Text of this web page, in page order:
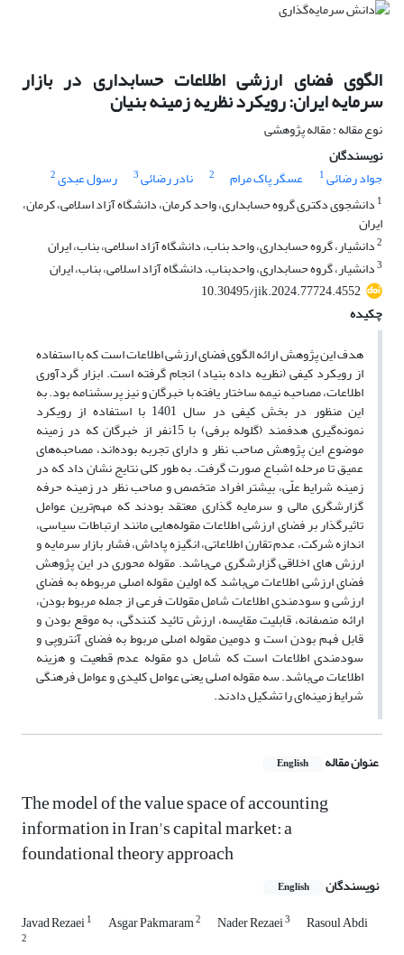
الگوی فضای ارزشی اطلاعات حسابداری در بازار
سرمایه ایران: رویکرد نظریه زمینه بنیان
نوع مقاله : مقاله پژوهشی
نویسندگان
جواد رضائی1 عسگر پاک مرام 2 نادر رضائی3 رسول عبدی2
1 دانشجوی دکتری گروه حسابداری، واحد کرمان، دانشگاه آزاد اسلامی، کرمان،
ایران
2دانشیار، گروه حسابداری، واحد بناب، دانشگاه آزاد اسلامی، بناب، ایران
3دانشیار، گروه حسابداری، واحدبناب، دانشگاه آزاد اسلامی، بناب، ایران
10.30495/jik.2024.77724.4552
چکیده
هدف این پژوهش ارائه الگوی فضای ارزشی اطلاعات است که با استفاده
از رویکرد کیفی (نظریه داده‌ بنیاد) انجام گرفته است. ابزار گردآوری
اطلاعات، مصاحبه نیمه ساختار یافته با خبرگان و نیز پرسشنامه بود. به
این منظور در بخش کیفی در سال 1401 با استفاده از رویکرد
نمونه‌گیری هدفمند (گلوله برفی) با 15نفر از خبرگان که در زمینه
موضوع این پژوهش صاحب نظر و دارای تجربه بوده‌اند، مصاحبه‌‌های
عمیق تا مرحله اشباع صورت گرفت. به طور کلی نتایج نشان داد که در
زمینه شرایط علّی، بیشتر افراد متخصص و صاحب نظر در زمینه حرفه
گزارشگری مالی و سرمایه گذاری معتقد بودند که مهم‌ترین عوامل
تاثیرگذار بر فضای ارزشی اطلاعات مقوله‌هایی مانند ارتباطات سیاسی،
اندازه شرکت، عدم تقارن اطلاعاتی، انگیزه پاداش، فشار بازار سرمایه و
ارزش های اخلاقی گزارشگری می‌باشد. مقوله محوری در این پژوهش
فضای ارزشی اطلاعات می‌باشد که اولین مقوله اصلی مربوطه به فضای
ارزشی و سودمندی اطلاعات شامل مقولات فرعی از جمله مربوط بودن،
ارائه منصفانه، قابلیت مقایسه، ارزش تائید کنندگی، به موقع بودن و
قابل فهم بودن است و دومین مقوله اصلی مربوط به فضای آنتروپی و
سودمندی اطلاعات است که شامل دو مقوله عدم قطعیت و هزینه
اطلاعات می‌باشد. سه مقوله اصلی یعنی عوامل کلیدی و عوامل فرهنگی
شرایط زمینه‌ای را تشکیل دادند.
عنوان مقاله English
The model of the value space of accounting
information in Iran's capital market: a
foundational theory approach
نویسندگان English
Javad Rezaei1 Asgar Pakmaram2 Nader Rezaei3 Rasoul Abdi
2